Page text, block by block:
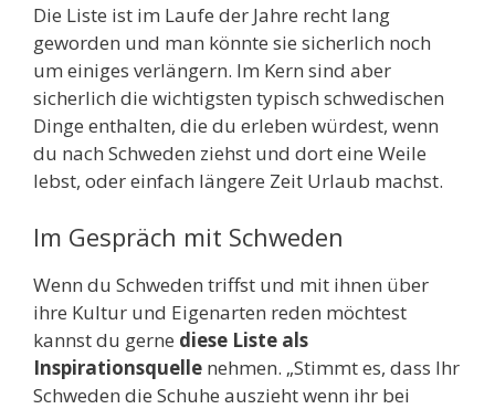
Die Liste ist im Laufe der Jahre recht lang
geworden und man könnte sie sicherlich noch
um einiges verlängern. Im Kern sind aber
sicherlich die wichtigsten typisch schwedischen
Dinge enthalten, die du erleben würdest, wenn
du nach Schweden ziehst und dort eine Weile
lebst, oder einfach längere Zeit Urlaub machst.
Im Gespräch mit Schweden
Wenn du Schweden triffst und mit ihnen über
ihre Kultur und Eigenarten reden möchtest
kannst du gerne diese Liste als
Inspirationsquelle nehmen. „Stimmt es, dass Ihr
Schweden die Schuhe auszieht wenn ihr bei